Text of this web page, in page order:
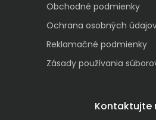
Obchodné podmienky
Ochrana osobných
Reklamačné podmienky
Zásady používania
Kontaktujte